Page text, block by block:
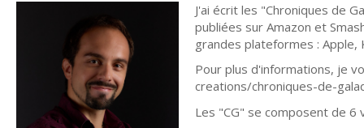
J'ai écrit les "Chroniques de
publiées sur Amazon et
grandes plateformes : Apple,
Pour plus d'informations, je
creations/chroniques-de-
Les "CG" se composent de 6